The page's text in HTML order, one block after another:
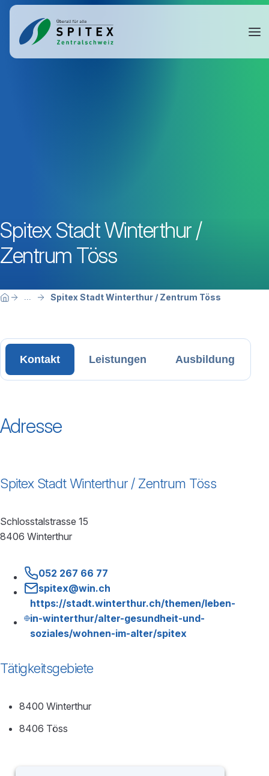
Spitex Stadt Winterthur /
Zentrum Töss
Breadcrumbnavigation
Sie befinden sich hier:
Home ... Spitex Stadt Winterthur / Zentrum Töss
Kontakt Leistungen Ausbildung
Adresse
Spitex Stadt Winterthur / Zentrum Töss
Schlosstalstrasse 15
8406 Winterthur
052 267 66 77
spitex@win.ch
https://stadt.winterthur.ch/themen/leben-
in-winterthur/alter-gesundheit-und-
soziales/wohnen-im-alter/spitex
Tätigkeitsgebiete
8400 Winterthur
8406 Töss